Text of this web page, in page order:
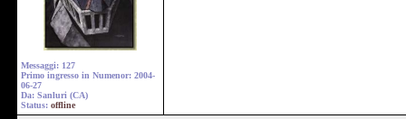
Messaggi: 127
Primo ingresso in Numenor: 2004-
06-27
Da: Sanluri (CA)
Status: offline